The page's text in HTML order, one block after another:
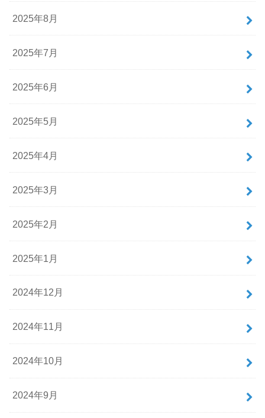
2025年8月
2025年7月
2025年6月
2025年5月
2025年4月
2025年3月
2025年2月
2025年1月
2024年12月
2024年11月
2024年10月
2024年9月